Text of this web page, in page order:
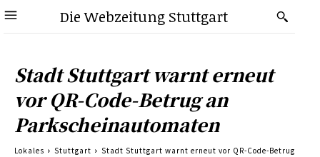
Die Webzeitung Stuttgart
Stadt Stuttgart warnt erneut
vor QR-Code-Betrug an
Parkscheinautomaten
Lokales Stuttgart
Stadt Stuttgart warnt erneut vor QR-Code-Betrug